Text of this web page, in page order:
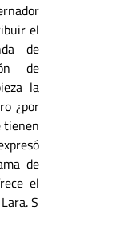
el
de
de
la
¿por
tienen
de
el
S